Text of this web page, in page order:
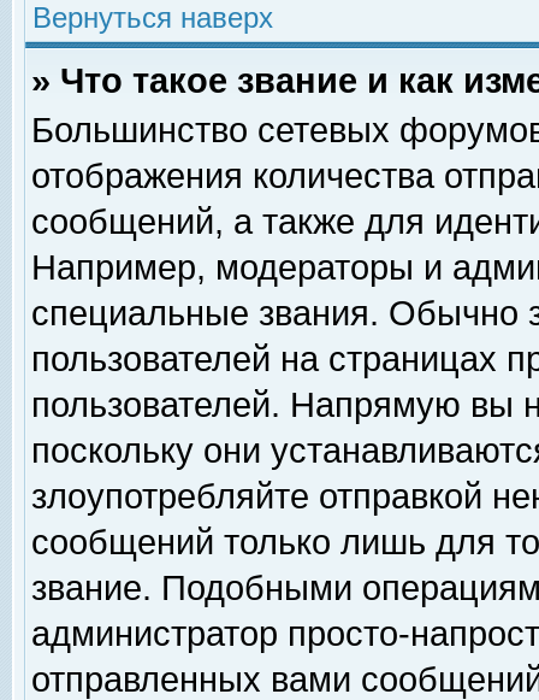
Вернуться наверх
» Что такое звание и как
Большинство сетевых
отображения количества
сообщений, а также для
Например, модераторы и
специальные звания. Обычно
пользователей на страницах
пользователей. Напрямую вы
поскольку они
злоупотребляйте отправкой
сообщений только лишь для
звание. Подобными
администратор просто-
отправленных вами